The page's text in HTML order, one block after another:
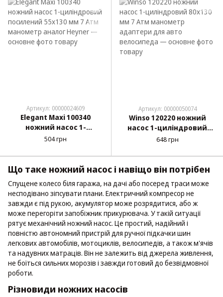
Артикул: 00000024609
Elegant Maxi 100340
ножний насос 1-
циліндровий посилений
манометр аналог Heyner
504 грн
Артикул: 00000050074
Winso 120220 ножний
насос 1-циліндровий
80x130 мм 7 Атм
авто велосипеда
648 грн
Що таке ножний насос і навіщо він потрібен
Спущене колесо біля гаража, на дачі або посеред траси може
несподівано зіпсувати плани. Електричний компресор не
завжди є під рукою, акумулятор може розрядитися, або ж
може перегоріти запобіжник прикурювача. У такій ситуації
рятує механічний ножний насос. Це простий, надійний і
повністю автономний пристрій для ручної підкачки шин
легкових автомобілів, мотоциклів, велосипедів, а також м'ячів
та надувних матраців. Він не залежить від джерела живлення,
не боїться сильних морозів і завжди готовий до безвідмовної
роботи.
Різновиди ножних насосів